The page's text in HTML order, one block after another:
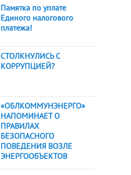
Памятка по уплате
Единого налогового
платежа!
СТОЛКНУЛИСЬ С
КОРРУПЦИЕЙ?
«ОБЛКОММУНЭНЕРГО»
НАПОМИНАЕТ О
ПРАВИЛАХ
БЕЗОПАСНОГО
ПОВЕДЕНИЯ ВОЗЛЕ
ЭНЕРГООБЪЕКТОВ